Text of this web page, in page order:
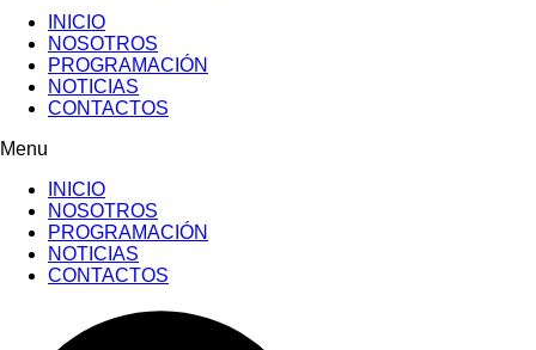
INICIO
NOSOTROS
PROGRAMACIÓN
NOTICIAS
CONTACTOS
Menu
INICIO
NOSOTROS
PROGRAMACIÓN
NOTICIAS
CONTACTOS